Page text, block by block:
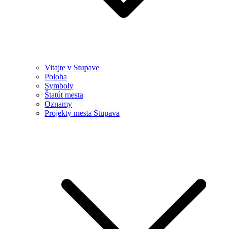
Vitajte v Stupave
Poloha
Symboly
Štatút mesta
Oznamy
Projekty mesta Stupava